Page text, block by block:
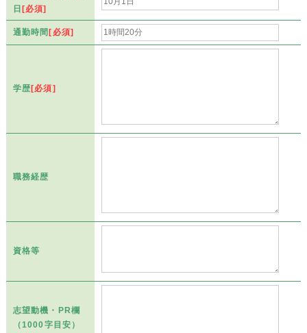
日 [必須]
通勤時間 [必須]
学歴 [必須]
職務経歴
資格等
志望動機・PR欄
（1000字目安）